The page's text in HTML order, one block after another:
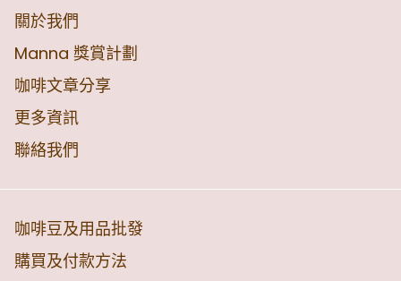
關於我們
Manna 獎賞計劃
咖啡文章分享
更多資訊
聯絡我們
咖啡豆及用品批發
購買及付款方法